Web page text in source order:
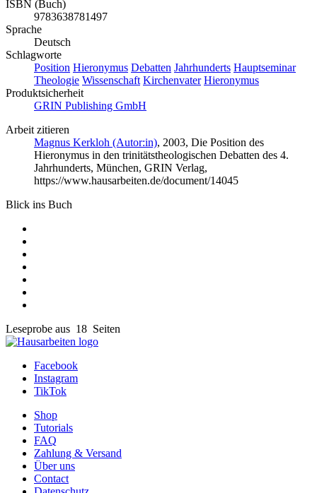
ISBN (Buch)
9783638781497
Sprache
Deutsch
Schlagworte
Position Hieronymus Debatten Jahrhunderts Hauptseminar
Theologie Wissenschaft Kirchenvater Hieronymus
Produktsicherheit
GRIN Publishing GmbH
Arbeit zitieren
Magnus Kerkloh (Autor:in), 2003, Die Position des
Hieronymus in den trinitätstheologischen Debatten des 4.
Jahrhunderts, München, GRIN Verlag,
https://www.hausarbeiten.de/document/14045
Blick ins Buch
Leseprobe aus 18 Seiten
Facebook
Instagram
TikTok
Shop
Tutorials
FAQ
Zahlung & Versand
Über uns
Contact